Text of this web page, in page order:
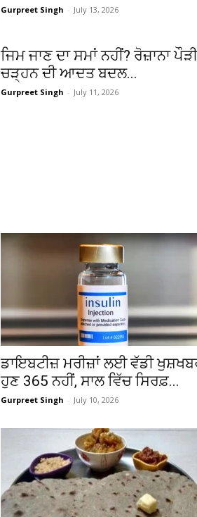
Gurpreet Singh - July 13, 2026
ਜਿਮ ਜਾਣ ਦਾ ਸਮਾਂ ਨਹੀਂ? ਰੋਜ਼ਾਨਾ
ਚੜ੍ਹਨ ਦੀ ਆਦਤ ਬਦਲ...
Gurpreet Singh - July 11, 2026
ਡਾਇਬਟੀਜ਼ ਮਰੀਜ਼ਾਂ ਲਈ ਵੱਡੀ
ਹੁਣ 365 ਨਹੀਂ, ਸਾਲ ਵਿੱਚ ਸਿਰਫ਼...
Gurpreet Singh - July 10, 2026